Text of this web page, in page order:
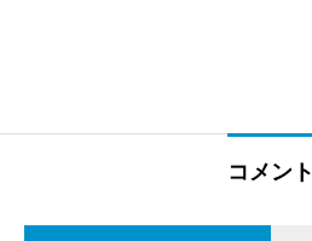
コメント